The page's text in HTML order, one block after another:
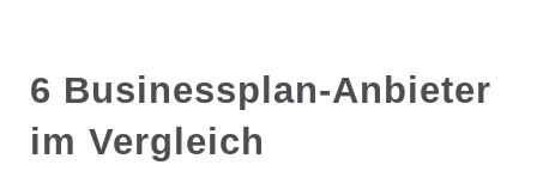
6 Businessplan-Anbieter
im Vergleich